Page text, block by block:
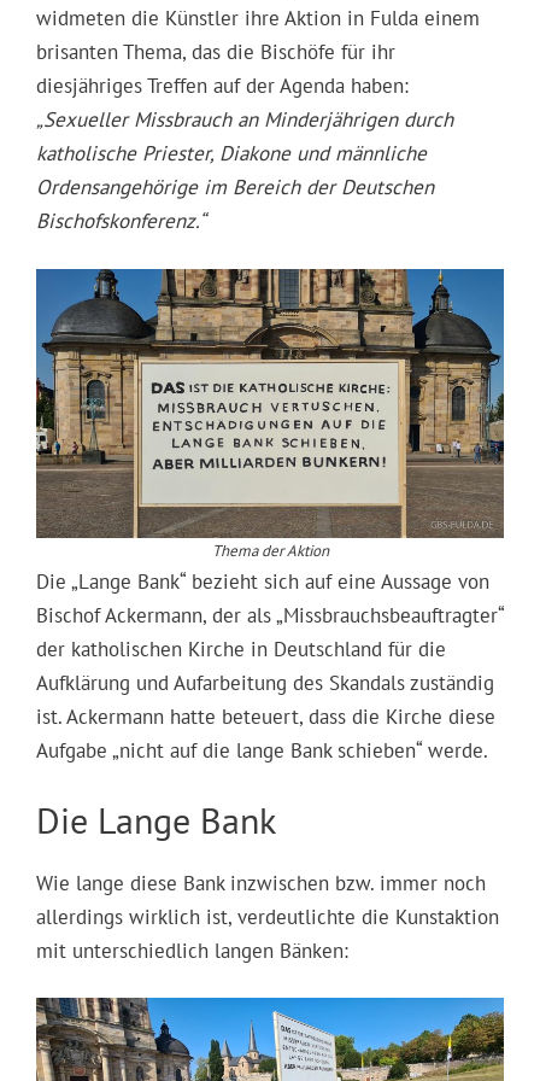
widmeten die Künstler ihre Aktion in Fulda einem
brisanten Thema, das die Bischöfe für ihr
diesjähriges Treffen auf der Agenda haben:
„Sexueller Missbrauch an Minderjährigen durch
katholische Priester, Diakone und männliche
Ordensangehörige im Bereich der Deutschen
Bischofskonferenz.“
Thema der Aktion
Die „Lange Bank“ bezieht sich auf eine Aussage von
Bischof Ackermann, der als „Missbrauchsbeauftragter“
der katholischen Kirche in Deutschland für die
Aufklärung und Aufarbeitung des Skandals zuständig
ist. Ackermann hatte beteuert, dass die Kirche diese
Aufgabe „nicht auf die lange Bank schieben“ werde.
Die Lange Bank
Wie lange diese Bank inzwischen bzw. immer noch
allerdings wirklich ist, verdeutlichte die Kunstaktion
mit unterschiedlich langen Bänken: